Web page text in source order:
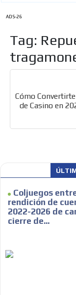
ADS-26
Tag:
Cómo
de Casino en
Coljuegos
rendición de
2022-2026 de
cierre de...